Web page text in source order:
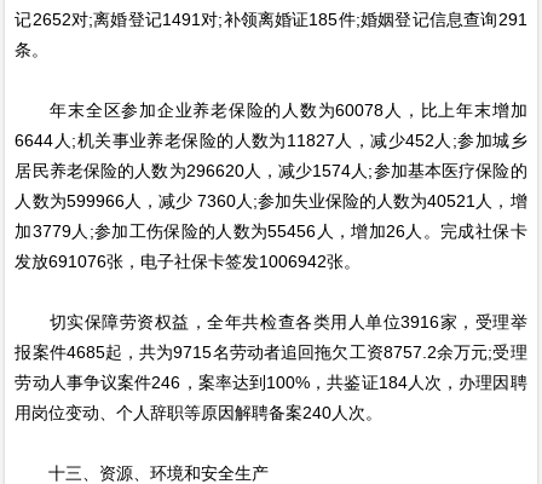
记2652对;离婚登记1491对;补领离婚证185件;婚姻登记信息查询291
条。
年末全区参加企业养老保险的人数为60078人，比上年末增加
6644人;机关事业养老保险的人数为11827人，减少452人;参加城乡
居民养老保险的人数为296620人，减少1574人;参加基本医疗保险的
人数为599966人，减少 7360人;参加失业保险的人数为40521人，增
加3779人;参加工伤保险的人数为55456人，增加26人。完成社保卡
发放691076张，电子社保卡签发1006942张。
切实保障劳资权益，全年共检查各类用人单位3916家，受理举
报案件4685起，共为9715名劳动者追回拖欠工资8757.2余万元;受理
劳动人事争议案件246，案率达到100%，共鉴证184人次，办理因聘
用岗位变动、个人辞职等原因解聘备案240人次。
十三、资源、环境和安全生产